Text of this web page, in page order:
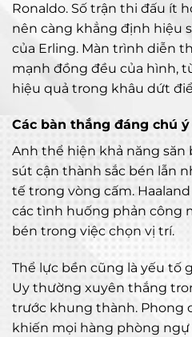
Ronaldo. Số trận thi đấu ít
nên càng khẳng định hiệu
của Erling. Màn trình diễn
mạnh đồng đều của hình,
hiệu quả trong khâu dứt
Các bàn thắng đáng chú
Anh thể hiện khả năng săn
sút cận thành sắc bén lẫn
tế trong vòng cấm.
các tình huống phản công
bén trong việc chọn vị trí.
Thể lực bền cũng là yếu tố
Uy thường xuyên thắng
trước khung thành. Phong
khiến mọi hàng phòng